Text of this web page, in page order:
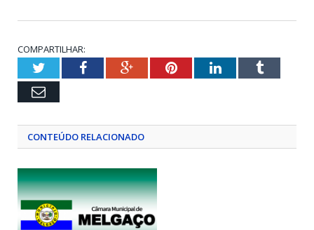
COMPARTILHAR:
TwitterFacebookGoogle+PinterestLinkedInTumblr
Email
CONTEÚDO RELACIONADO